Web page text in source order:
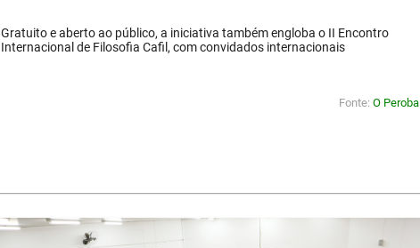
Gratuito e aberto ao público, a iniciativa também engloba o II Encontro
Internacional de Filosofia Cafil, com convidados internacionais
Fonte: O Perobal